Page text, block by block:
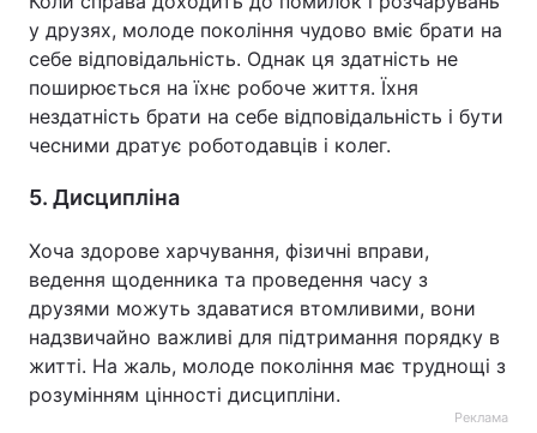
у друзях, молоде покоління чудово вміє брати на
себе відповідальність. Однак ця здатність не
поширюється на їхнє робоче життя. Їхня
нездатність брати на себе відповідальність і бути
чесними дратує роботодавців і колег.
5. Дисципліна
Хоча здорове харчування, фізичні вправи,
ведення щоденника та проведення часу з
друзями можуть здаватися втомливими, вони
надзвичайно важливі для підтримання порядку в
житті. На жаль, молоде покоління має труднощі з
розумінням цінності дисципліни.
Реклама